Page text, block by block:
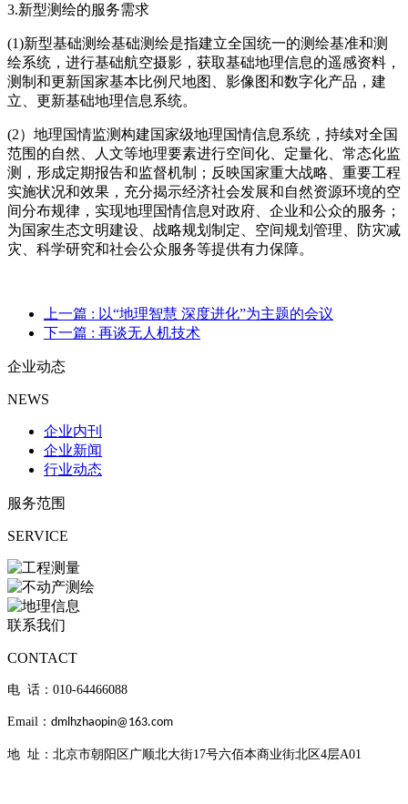
3.新型测绘的服务需求
(1)新型基础测绘基础测绘是指建立全国统一的测绘基准和测
绘系统，进行基础航空摄影，获取基础地理信息的遥感资料，
测制和更新国家基本比例尺地图、影像图和数字化产品，建
立、更新基础地理信息系统。
(2）地理国情监测构建国家级地理国情信息系统，持续对全国
范围的自然、人文等地理要素进行空间化、定量化、常态化监
测，形成定期报告和监督机制；反映国家重大战略、重要工程
实施状况和效果，充分揭示经济社会发展和自然资源环境的空
间分布规律，实现地理国情信息对政府、企业和公众的服务；
为国家生态文明建设、战略规划制定、空间规划管理、防灾减
灾、科学研究和社会公众服务等提供有力保障。
上一篇 : 以“地理智慧 深度进化”为主题的会议
下一篇 : 再谈无人机技术
企业动态
NEWS
企业内刊
企业新闻
行业动态
服务范围
SERVICE
联系我们
CONTACT
电 话：010-64466088
Email： dmlhzhaopin@163.com
地 址：北京市朝阳区广顺北大街17号六佰本商业街北区4层A01